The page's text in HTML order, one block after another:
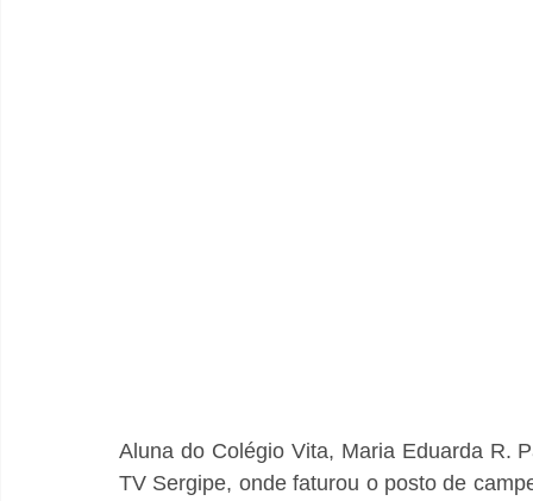
Aluna do Colégio Vita, Maria Eduarda R.
TV Sergipe, onde faturou o posto de